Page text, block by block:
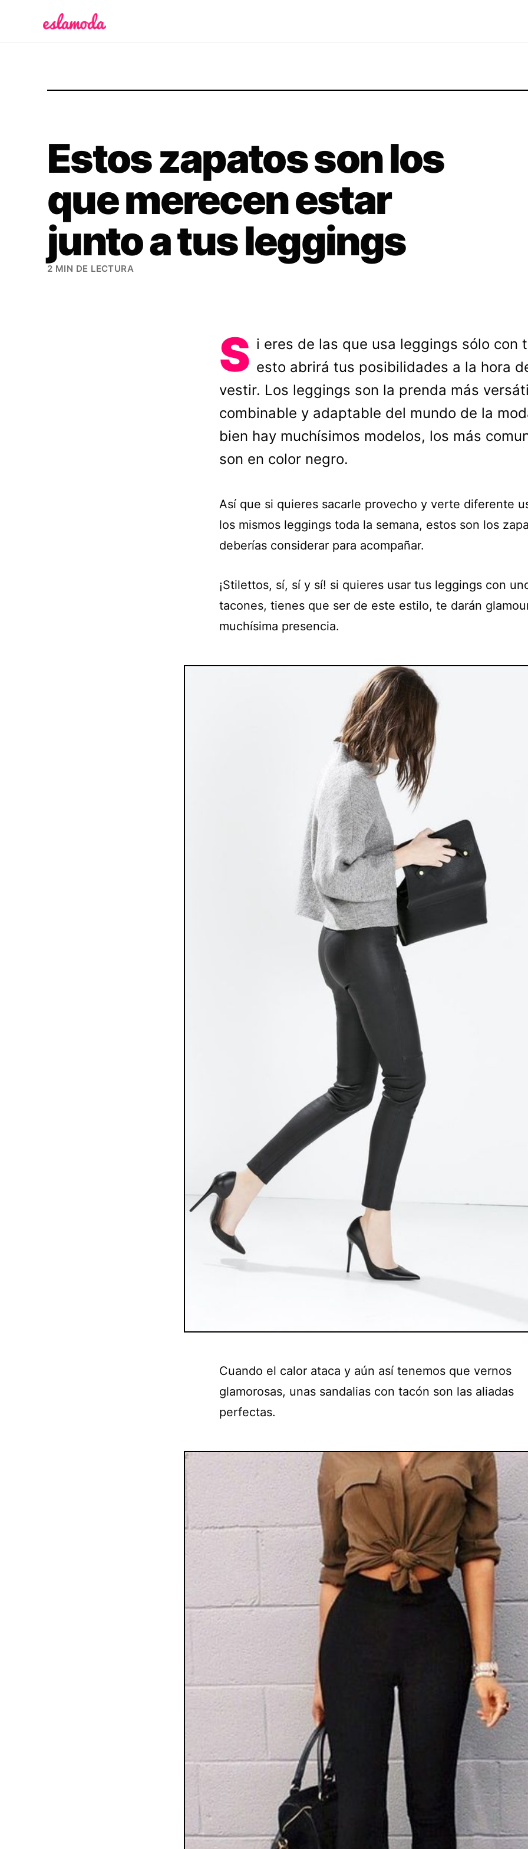
Estos zapatos son los
que merecen estar
junto a tus leggings
2 MIN DE LECTURA
S i eres de las que usa leggings sólo con
esto abrirá tus posibilidades a la hora
vestir. Los leggings son la prenda más
combinable y adaptable del mundo de la
bien hay muchísimos modelos, los más
son en color negro.
Así que si quieres sacarle provecho y verte diferente
los mismos leggings toda la semana, estos son los
deberías considerar para acompañar.
¡Stilettos, sí, sí y sí! si quieres usar tus leggings con
tacones, tienes que ser de este estilo, te darán
muchísima presencia.
Cuando el calor ataca y aún así tenemos que vernos
glamorosas, unas sandalias con tacón son las aliadas
perfectas.